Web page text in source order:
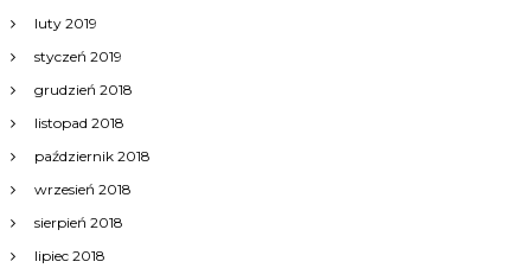
luty 2019
styczeń 2019
grudzień 2018
listopad 2018
październik 2018
wrzesień 2018
sierpień 2018
lipiec 2018